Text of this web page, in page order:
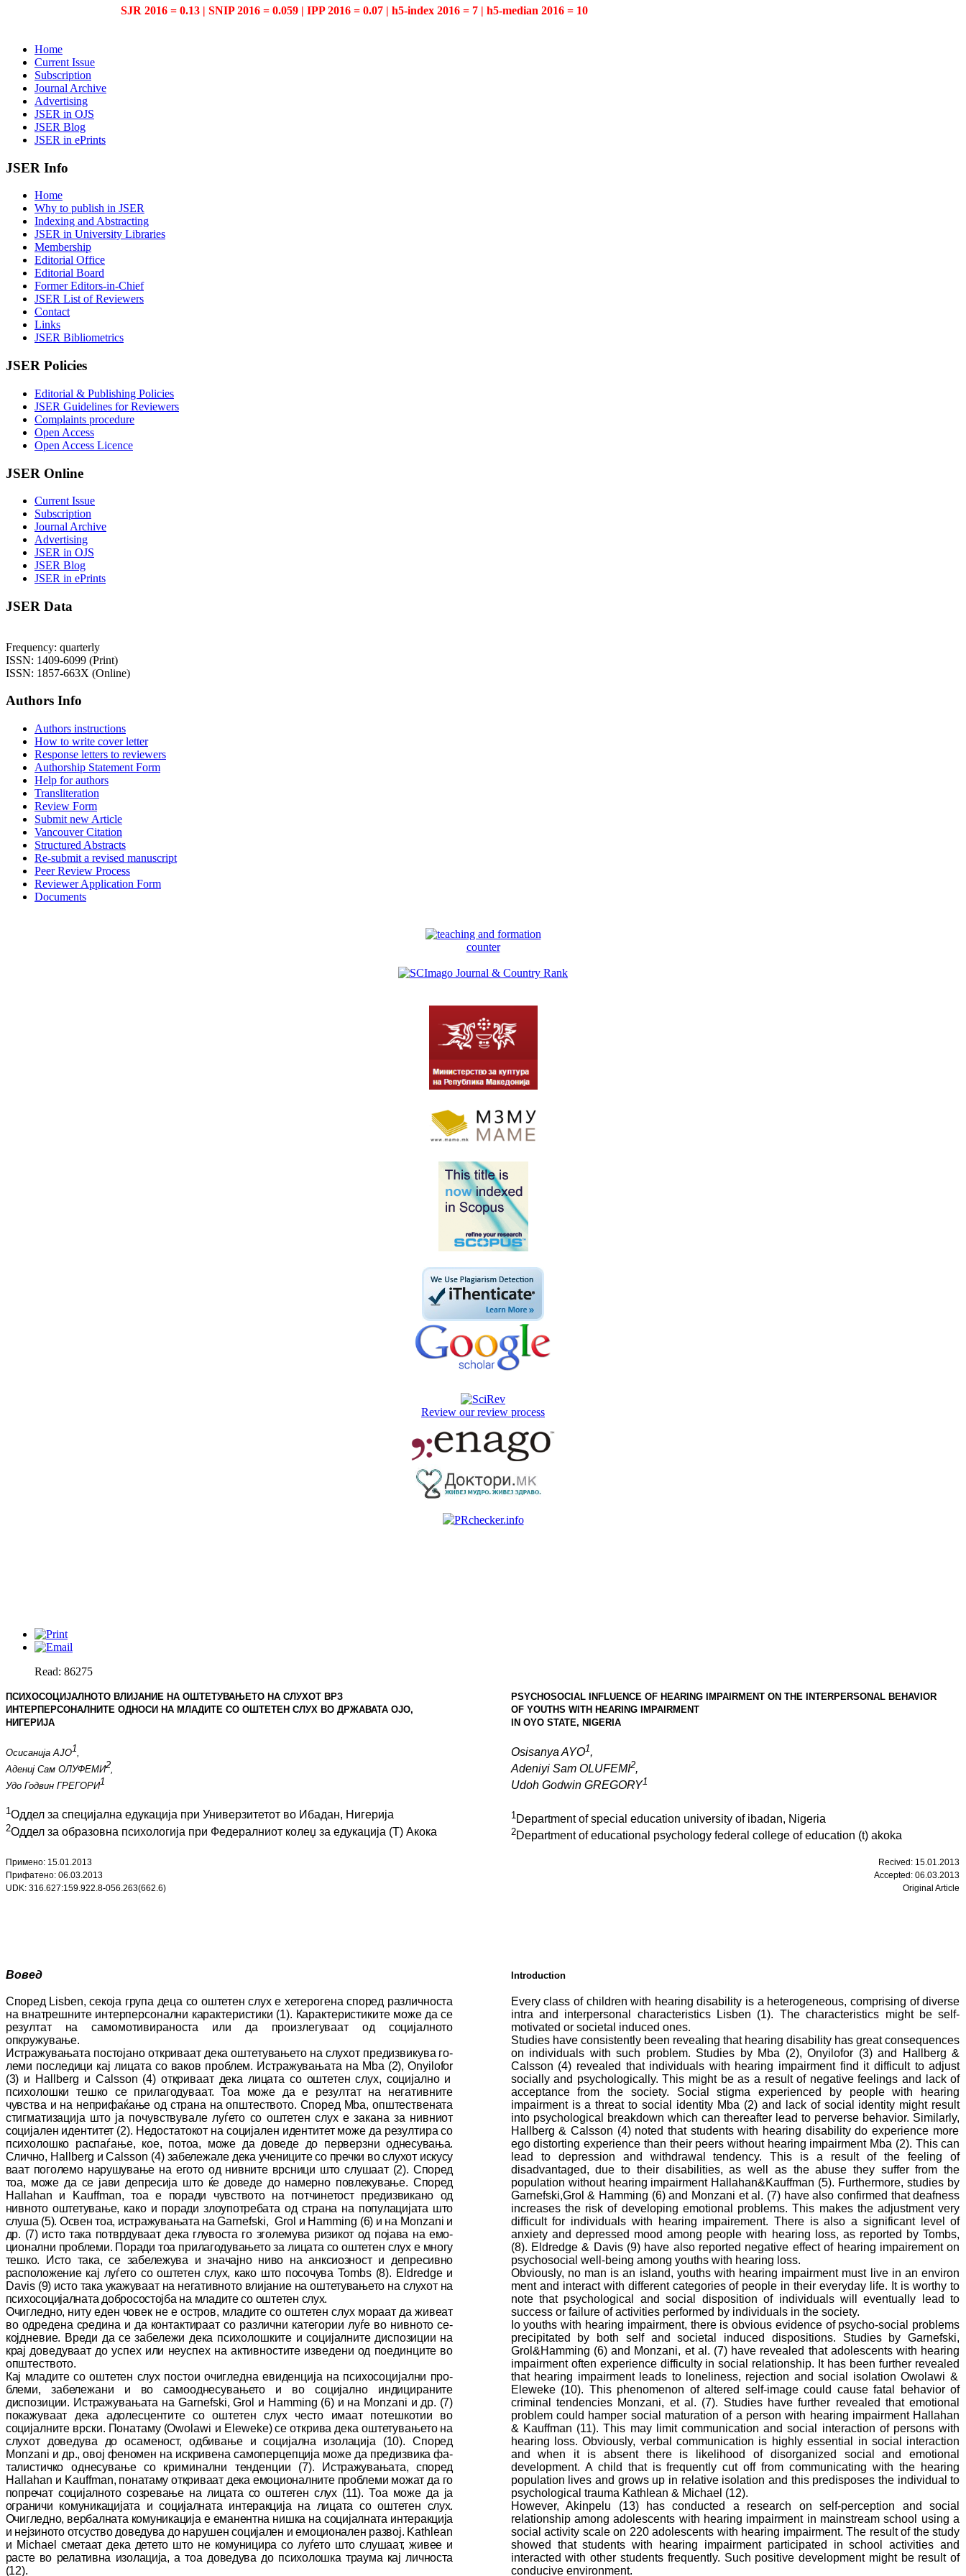
SJR 2016 = 0.13 | SNIP 2016 = 0.059 | IPP 2016 = 0.07 | h5-index 2016 = 7 | h5-median 2016 = 10
Home
Current Issue
Subscription
Journal Archive
Advertising
JSER in OJS
JSER Blog
JSER in ePrints
JSER Info
Home
Why to publish in JSER
Indexing and Abstracting
JSER in University Libraries
Membership
Editorial Office
Editorial Board
Former Editors-in-Chief
JSER List of Reviewers
Contact
Links
JSER Bibliometrics
JSER Policies
Editorial & Publishing Policies
JSER Guidelines for Reviewers
Complaints procedure
Open Access
Open Access Licence
JSER Online
Current Issue
Subscription
Journal Archive
Advertising
JSER in OJS
JSER Blog
JSER in ePrints
JSER Data
Frequency: quarterly
ISSN: 1409-6099 (Print)
ISSN: 1857-663X (Online)
Authors Info
Authors instructions
How to write cover letter
Response letters to reviewers
Authorship Statement Form
Help for authors
Transliteration
Review Form
Submit new Article
Vancouver Citation
Structured Abstracts
Re-submit a revised manuscript
Peer Review Process
Reviewer Application Form
Documents
counter
Review our review process
Read: 86275
ПСИХОСОЦИЈАЛНОТО ВЛИЈАНИЕ НА ОШТЕТУВАЊЕТО НА СЛУХОТ ВРЗ
ИНТЕРПЕРСОНАЛНИТЕ ОДНОСИ НА МЛАДИТЕ СО ОШТЕТЕН СЛУХ ВО ДРЖАВАТА ОЈО,
НИГЕРИЈА
Осисанија АЈО1
Адениј Сам ОЛУФЕМИ2
Удо Годвин ГРЕГОРИ1
1Оддел за специјална едукација при Универзитетот во Ибадан, Нигерија
2Оддел за образовна психологија при Федералниот колеџ за едукација (Т) Акока
PSYCHOSOCIAL INFLUENCE OF HEARING IMPAIRMENT ON THE INTERPERSONAL BEHAVIOR
OF YOUTHS WITH HEARING IMPAIRMENT
IN OYO STATE, NIGERIA
Osisanya AYO1,
Adeniyi Sam OLUFEMI2,
Udoh Godwin GREGORY1
1Department of special education universityof ibadan, N igeria
2Department of educational psychology federal college of education (t) akoka
Примено: 15.01.2013
Прифатено: 06.03.2013
UDK: 316.627:159.922.8-056.263(662.6)
Recived : 15.01.2013
Accepted : 06.03.2013
Original Article
Вовед Introduction
Според Lisben, секоја група деца со ош­те­тен слух е хетерогена според различноста
на внат­решните интерперсонални ка­рак­те­рис­ти­ки (1). Карактеристиките може да се
ре­зул­тат на самомотивираноста или да произ­ле­гу­ваат од социјалното
опкружување.
Ис­тражувањата постојано откриваат дека ош­те­тувањето на слухот предизвикува го­
ле­ми последици кај лицата со ваков проблем. Ис­тражувањата на Mba (2),Onyilofor
(3) и Hallberg и Calsson (4) откриваат дека лицата со оштетен слух, социјално и
психолошки теш­ко се прилагодуваат. Тоа може да е ре­зул­тат на негативните
чувства и на не­при­фа­ќа­ње од страна на општеството. Според Mba, општествената
стигматизација што ја по­чувствувале луѓето со оштетен слух е за­ка­на за нивниот
социјален идентитет (2). Не­дос­та­токот на социјален идентитет може да ре­зултира со
психолошко распаѓање, кое, по­тоа, може да доведе до перверзниод­не­су­ва­ња.
Слично, Hallberg иCalsson (4) за­бе­ле­жа­ле дека учениците со пречки во слухот ис­кус­у
ваат поголемо нарушување на егото од нив­ните врсници што слушаат (2). Според
тоа, може да се јави депресија што ќе доведе до намерно повлекување. Според
Hallahan
и Kauffman, тоа е поради чувството на по­тчи­не­тост предизвикано од
нивното ош­те­ту­ва­ње, како и по­ра­ди злоупотребата од страна на по­пу­ла­ци­ја­та што
слуша (5). Освен тоа, ис­тражувањата наGarnefski, Grol и Hamming (6) и на Monzani и
др. (7) исто така пот­врдуваат дека глу­вос­та го зголемува ри­зи­кот од појава на емо­
цио­нал­ни проблеми. По­ради тоа прилагодувањето за лицата со ош­тетен слух е многу
тешко. Исто така, се за­бе­лежува и значајно ниво на анк­сиозност и деп­ресивно
расположение кај луѓето со ош­те­тен слух, како што посочува Tombs (8). Eldredge и
Davis (9) исто така укажуваат на не­га­тивното вли­ја­ние на оште­ту­ва­ње­то на слу­хот на
пси­хо­со­ци­јал­на­та доб­ро­сос­тојба на младите со оштетен слух.
Очигледно, ниту еден човек не е остров, мла­ди­те со оштетен слух мораат да живеат
во одредена средина и да контактираат со раз­лични категории луѓе во нивното се­
кој­дневие. Вреди да се забележи дека пси­хо­лош­ките и социјалните диспозиции на
крај до­ве­дуваат до успех или неуспех на ак­тив­нос­тите изведени од поединците во
оп­штес­тво­то.
Кај младите со оштетен слух постои очи­глед­на евиденција на психосоцијални про­
бле­ми, забележани и во самооднесувањето и во социјално индицираните
диспозиции. Ис­тра­жу­вањата на Garnefski,Grol и Hamming (6) и на Monzani и др. (7)
покажуваат дека адо­лесцентите со оштетен слух често имаат по­теш­котии во
социјалните врски. Понатаму (Owolawi и Eleweke) се открива дека ош­те­ту­ва­ње­то на
слухот доведува до осаменост, од­би­вање и­ социјална изолација (10). Според
Monzani и др., овој феномен на искривена са­мо­перцепција може да предизвика фа­
та­лис­тич­ко однесување со криминални тен­ден­ции (7). Истражувањата, според
Hallahan и Kauffman, понатаму откриваат дека емо­цио­налните про­блеми можат да го
попречат со­ци­јалното соз­ревање на лицата со оштетен слух (11). Тоа може да ја
ограничи ко­му­ни­ка­ци­јата и со­ци­јал­на­та интеракција на ли­ца­та со оштетен слух.
Очигледно, вербалната ко­му­никација е ема­нентна нишка на со­ци­јал­ната интеракција
и нејзиното отсуство до­ве­ду­ва до нарушен со­ци­јален и емоционален раз­вој. Kathlean
и Michael сметаат дека детето што не ко­му­ни­ци­ра со луѓето што слушаат, жи­вее и
расте во ре­ла­тивна изолација, а тоа до­ве­дува до пси­хо­лош­ка траума кај лич­нос­та
(12).
Every class of children with hearing disability is a heterogeneous, comprising of diverse
intra and interpersonal characteristicsLisben (1). The characteristics might be self-
motivated or societal induced ones.
Studies have consistently been revealing that hearing disability has great consequences
on individuals with such problem. Studies byMba (2), Onyilofor (3)and
Hallberg &
Calsson (4) revealed that individuals with hearing impairment find it difficult to adjust
socially and psychologically. This might be as a result of negative feelings and lack of
acceptance from the society. Social stigma experienced by people with hearing
impairment is a threat to social identity Mba (2)and lack of social identity might result
into psychological breakdown which can thereafter lead to perverse behavior. Similarly,
Hallberg & Calsson (4)noted that students with hearing disability do experience more
ego distorting experience than their peers without hearing impairment Mba (2). This can
lead to depression and withdrawal tendency. This is a result of the feeling of
disadvantaged, due to their disabilities, as well as the abuse they suffer from the
population without hearing impairmentHallahan&Kauffman (5). Furthermore, studies by
Garnefski,Grol & Hamming (6) and Monzani et al. (7) havealso confirmed that deafness
increases the risk of developing emotional problems. This makes the adjustment very
difficult for individuals with hearing impairement. There is alsoa significant level of
anxiety and depressed mood among people with hearing loss, as reported by Tombs,
(8). Eldredge & Davis (9) have also reported negative effect of hearing impairement on
psychosocial well -being among youths with hearing loss.
Obviously, no man is an island, youths with hearing impairment must live in an environ
ment and interact with different categories of people in their everyday life. It is worthy to
note that psychological and social disposition of individuals will eventually lead to
success or failure of activities performed by individuals in the society.
Io youths with hearing impairment, there is obvious evidence of psycho-social problems
precipitated by both self and societal induced dispositions. Studiesby Garnefski,
Grol&Hamming (6) and Monzani, et al. (7)have revealed that adolescents with hearing
impairment often experience difficulty in social relationship. It has been further revealed
that hearing impairment leads to loneliness, rejection and social isolation Owolawi &
Eleweke (10). This phenomenon of altered self-image could cause fatal behavior of
criminal
tendenciesMonzani, et al. (7). Studies have further revealed that emotional
problemcould hamper social maturation of a person with hearing impairment Hallahan
& Kauffman (11). This may limit communication and social interaction of persons with
hearing loss. Obvious ly, verbal communication is highly essential in social interaction
and when it is absent there is likelihood of disorganized social and emotional
development. A child that is frequently cut offfrom communicating with the hearing
population lives and grows up in relative isolation and this predisposes the individual to
psychological trauma Kathlean & Michael (12).
However, Akinpelu (13)has conducted a research on self-perception and social
relationship among adolescents with hearing impairment in mainstream school using a
social activity scale on 220 adolescents with hearing impairment. The result of the study
showed that students with hearing impairment participated in school activities and
interacted with other students frequently. Such positive development might be result of
conducive environment.